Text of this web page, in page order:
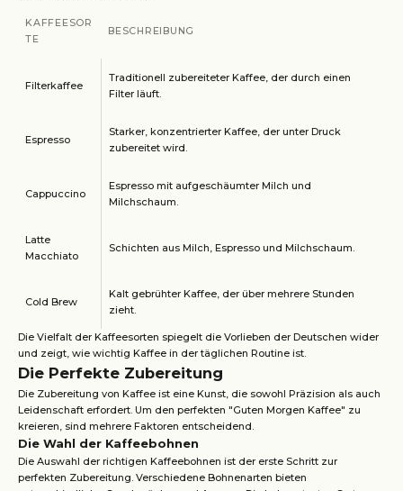
KAFFEESOR
TE
BESCHREIBUNG
Filterkaffee
Traditionell zubereiteter Kaffee, der durch einen
Filter läuft.
Espresso
Starker, konzentrierter Kaffee, der unter Druck
zubereitet wird.
Cappuccino
Espresso mit aufgeschäumter Milch und
Milchschaum.
Latte
Macchiato
Schichten aus Milch, Espresso und Milchschaum.
Cold Brew
Kalt gebrühter Kaffee, der über mehrere Stunden
zieht.
Die Vielfalt der Kaffeesorten spiegelt die Vorlieben der Deutschen wider
und zeigt, wie wichtig Kaffee in der täglichen Routine ist.
Die Perfekte Zubereitung
Die Zubereitung von Kaffee ist eine Kunst, die sowohl Präzision als auch
Leidenschaft erfordert. Um den perfekten "Guten Morgen Kaffee" zu
kreieren, sind mehrere Faktoren entscheidend.
Die Wahl der Kaffeebohnen
Die Auswahl der richtigen Kaffeebohnen ist der erste Schritt zur
perfekten Zubereitung. Verschiedene Bohnenarten bieten